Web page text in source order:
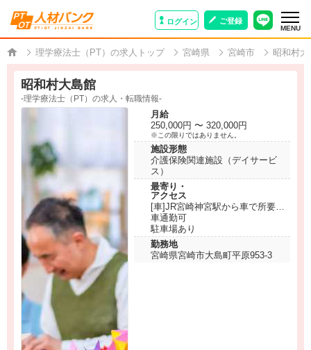
ログイン ご登録
MENU
理学療法士（PT）の求人トップ 宮崎県 宮崎市 昭和村大
昭和村大島館
-理学療法士（PT）の求人・転職情報-
月給
250,000円 〜 320,000円
※この限りではありません。
施設形態
介護保険関連施設（デイサービ
ス）
最寄り・
アクセス
[車]JR宮崎神宮駅から車で所要時
間8分
車通勤可
駐車場あり
勤務地
宮崎県宮崎市大島町平原953-3